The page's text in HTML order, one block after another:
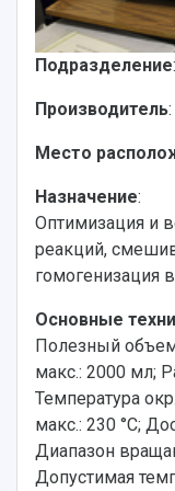
История
Ключевые
Рейтинги
Руководство
Ученый совет
Ректорат
Кадровый
Персоналии
Сотрудники и
Заслуженные
Структура
Институты и
Кафедры
Главные
Бортжурнал
Объявления
События
СМИ об
Пресс-центр
Газета "Полет"
Газета
Мультимедиа
Подкасты
Почему я
Абитуриенту
Бакалавриат и
Магистратура
Формы
Институты и
Расписание
Стипендии
Основные
Научные
Подготовка
работников
Научные
Аспирантура
Справочные
Научная
Научно-
Структурная
Материальная
Подразделение
Производитель
Место
Назначение:
Оптимизация и
реакций,
гомогенизация
Основные
Полезный
макс.: 2000 мл;
Температура
макс.: 230 °C;
Диапазон
Допустимая